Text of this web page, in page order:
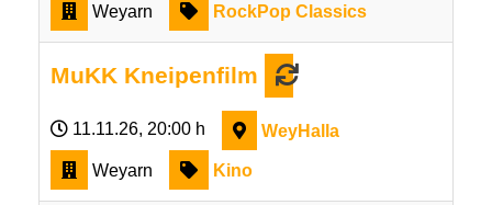
Weyarn RockPop Classics
MuKK Kneipenfilm
11.11.26, 20:00 h WeyHalla
Weyarn Kino